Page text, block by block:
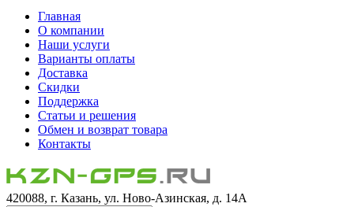
Главная
О компании
Наши услуги
Варианты оплаты
Доставка
Скидки
Поддержка
Статьи и решения
Обмен и возврат товара
Контакты
420088, г. Казань, ул. Ново-Азинская, д. 14А